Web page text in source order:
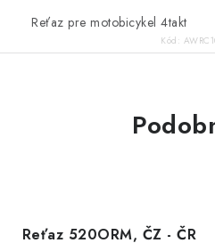
Reťaz pre motobicykel 4takt
Kód:
Reťaz 520ORM, ČZ - ČR